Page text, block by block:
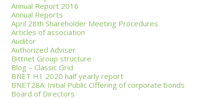
Annual Report 2016
Annual Reports
April 28th Shareholder Meeting Procedures
Articles of association
Auditor
Authorized Adviser
Bittnet Group structure
Blog – Classic Grid
BNET H1 2020 half yearly report
BNET28A: Initial Public Offering of corporate bonds
Board of Directors